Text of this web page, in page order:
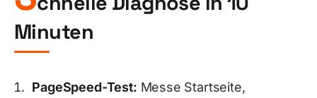
Minuten
PageSpeed-Test: Messe Startseite,